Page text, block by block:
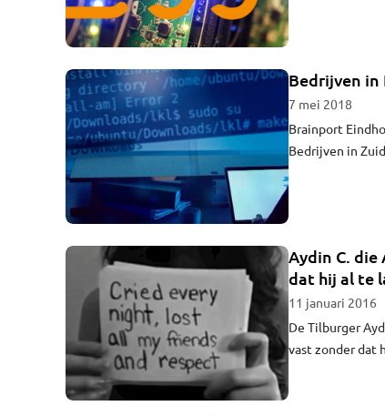
Bedrijven
7 mei 2018
Brainport
Bedrijven in
Aydin C.
dat hij al te
11 januari 2016
De Tilburger
vast zonder dat